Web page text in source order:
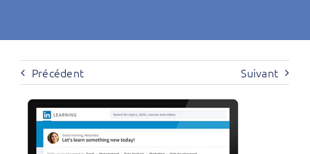
Précédent Suivant